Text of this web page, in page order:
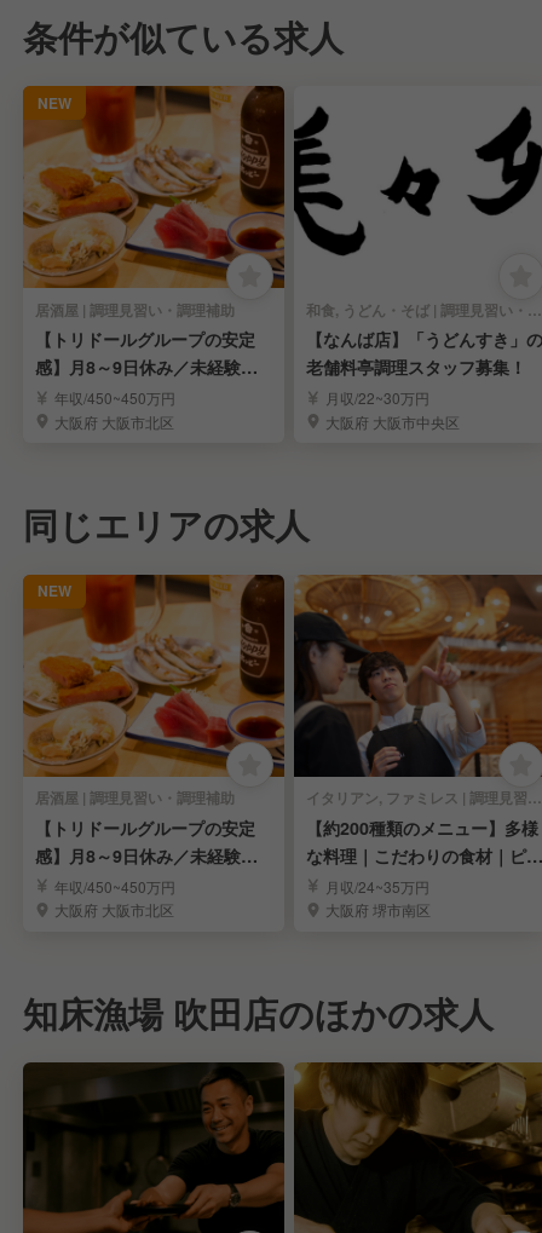
条件が似ている求人
NEW
居酒屋 | 調理見習い・調理補助
【トリドールグループの安定
感】月8～9日休み／未経験の
方歓迎！
年収/450~450万円
大阪府 大阪市北区
和食, うどん・そば | 調理見習い・調理補助
【なんば店】「うどんすき」の
老舗料亭調理スタッフ募集！
月収/22~30万円
大阪府 大阪市中央区
同じエリアの求人
NEW
居酒屋 | 調理見習い・調理補助
【トリドールグループの安定
感】月8～9日休み／未経験の
方歓迎！
年収/450~450万円
大阪府 大阪市北区
イタリアン, ファミレス | 調理見習い・調理補助
【約200種類のメニュー】多様
な料理｜こだわりの食材｜ピザ
生地から手作り
月収/24~35万円
大阪府 堺市南区
知床漁場 吹田店のほかの求人